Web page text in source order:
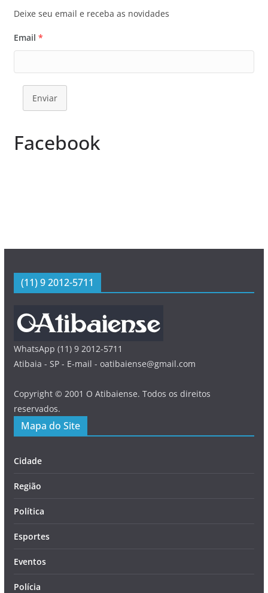
Deixe seu email e receba as novidades
Email *
Enviar
Facebook
(11) 9 2012-5711
WhatsApp (11) 9 2012-5711
Atibaia - SP - E-mail - oatibaiense@gmail.com
Copyright © 2001 O Atibaiense. Todos os direitos
reservados.
Mapa do Site
Cidade
Região
Política
Esportes
Eventos
Polícia